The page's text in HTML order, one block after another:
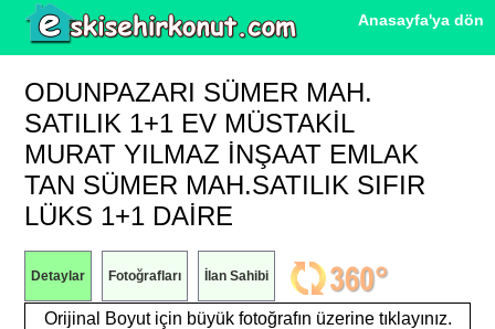
Anasayfa'ya dön
ODUNPAZARI SÜMER MAH.
SATILIK 1+1 EV MÜSTAKIL
MURAT YILMAZ İNŞAAT EMLAK
TAN SÜMER MAH.SATILIK SIFIR
LÜKS 1+1 DAİRE
Detaylar Fotoğrafları İlan Sahibi
Orijinal Boyut için büyük fotoğrafın üzerine tıklayınız.